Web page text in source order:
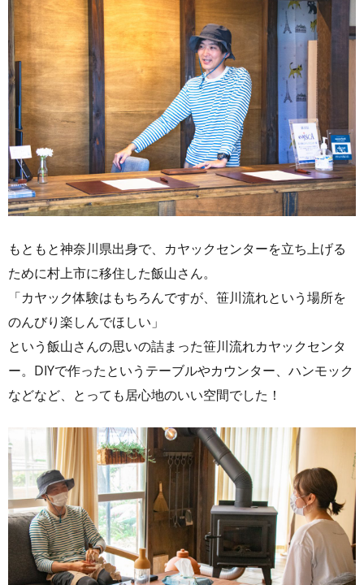
もともと神奈川県出身で、カヤックセンターを立ち上げる
ために村上市に移住した飯山さん。
「カヤック体験はもちろんですが、笹川流れという場所を
のんびり楽しんでほしい」
という飯山さんの思いの詰まった笹川流れカヤックセンタ
ー。DIYで作ったというテーブルやカウンター、ハンモック
などなど、とっても居心地のいい空間でした！